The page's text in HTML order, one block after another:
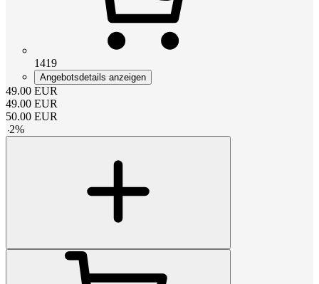
1419
Angebotsdetails anzeigen
49.00 EUR
49.00 EUR
50.00 EUR
-2%